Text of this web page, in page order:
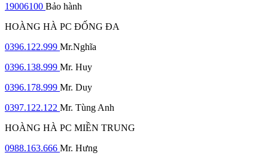
19006100 Bảo hành
HOÀNG HÀ PC ĐỐNG ĐA
0396.122.999 Mr.Nghĩa
0396.138.999 Mr. Huy
0396.178.999 Mr. Duy
0397.122.122 Mr. Tùng Anh
HOÀNG HÀ PC MIỀN TRUNG
0988.163.666 Mr. Hưng